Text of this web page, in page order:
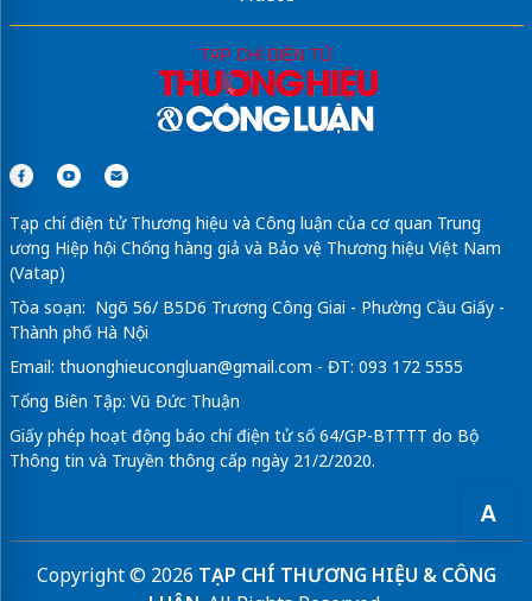
A
Tạp chí điện tử Thương hiệu và Công luận của cơ quan Trung
ương Hiệp hội Chống hàng giả và Bảo vệ Thương hiệu Việt Nam
(Vatap)
Tòa soạn: Ngõ 56/ B5D6 Trương Công Giai - Phường Cầu Giấy -
Thành phố Hà Nội
Email: thuonghieucongluan@gmail.com - ĐT: 093 172 5555
Tổng Biên Tập: Vũ Đức Thuận
Giấy phép hoạt động báo chí điện tử số 64/GP-BTTTT do Bộ
Thông tin và Truyền thông cấp ngày 21/2/2020.
Copyright © 2026 TẠP CHÍ THƯƠNG HIỆU & CÔNG